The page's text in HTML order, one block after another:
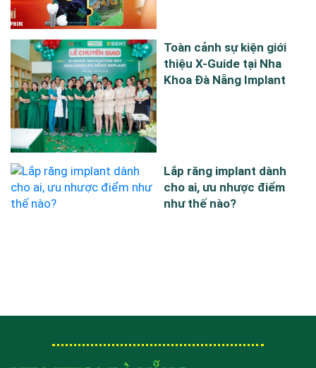
Toàn cảnh sự kiện giới
thiệu X-Guide tại Nha
Khoa Đà Nẵng Implant
Lắp răng implant dành
cho ai, ưu nhược điểm
như thế nào?